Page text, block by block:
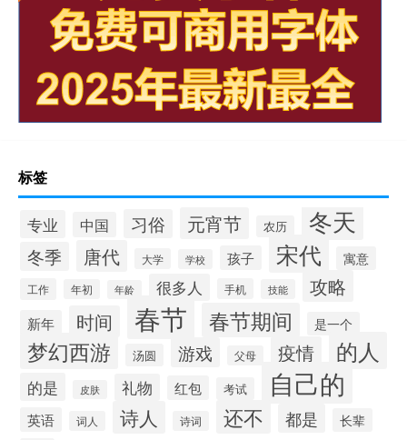
标签
专业 中国 习俗 元宵节 农历 冬天
冬季 唐代 大学 学校 孩子 宋代 寓意
工作 年初 年龄 很多人 手机 技能 攻略
新年 时间 春节 春节期间 是一个
梦幻西游 汤圆 游戏 父母 疫情 的人
的是 皮肤 礼物 红包 考试 自己的
英语 词人 诗人 诗词 还不 都是 长辈